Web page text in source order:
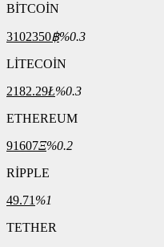
BİTCOİN
3102350฿%0.3
LİTECOİN
2182.29Ł%0.3
ETHEREUM
91607Ξ%0.2
RİPPLE
49.71 %1
TETHER